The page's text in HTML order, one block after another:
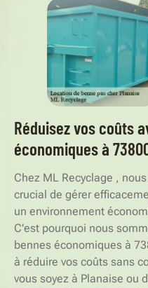
Réduisez vos coûts
économiques à
Chez ML Recyclage ,
crucial de gérer
un environnement
C'est pourquoi nous
bennes économiques à
à réduire vos coûts sans
vous soyez à Planaise ou